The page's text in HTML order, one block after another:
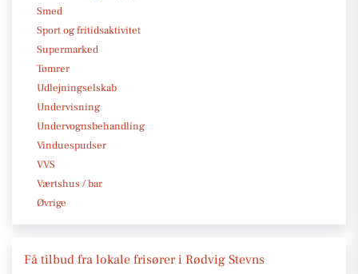
Smed
Sport og fritidsaktivitet
Supermarked
Tømrer
Udlejningselskab
Undervisning
Undervognsbehandling
Vinduespudser
VVS
Værtshus / bar
Øvrige
Få tilbud fra lokale frisører i Rødvig Stevns